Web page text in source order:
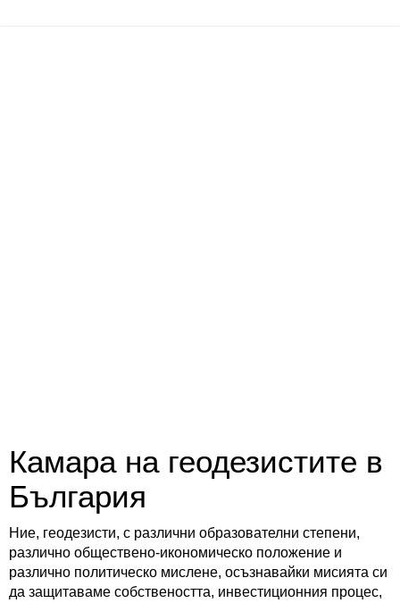
Камара на геодезистите в
България
Ние, геодезисти, с различни образователни степени,
различно обществено-икономическо положение и
различно политическо мислене, осъзнавайки мисията си
да защитаваме собствеността, инвестиционния процес,